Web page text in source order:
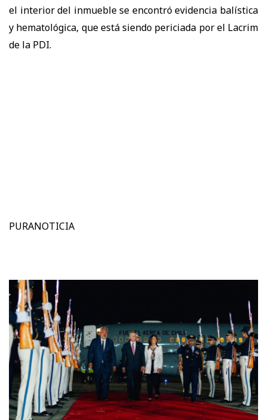
el interior del inmueble se encontró evidencia balística
y hematológica, que está siendo periciada por el Lacrim
de la PDI.
PURANOTICIA